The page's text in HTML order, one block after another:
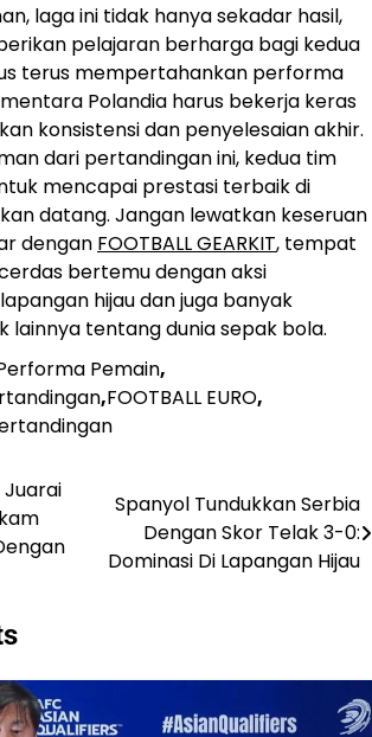
laga ini tidak hanya sekadar hasil,
pelajaran berharga bagi kedua
terus mempertahankan performa
Polandia harus bekerja keras
konsistensi dan penyelesaian akhir.
dari pertandingan ini, kedua tim
mencapai prestasi terbaik di
datang. Jangan lewatkan keseruan
dengan FOOTBALL GEARKIT, tempat
bertemu dengan aksi
hijau dan juga banyak
lainnya tentang dunia sepak bola.
Pemain,
,FOOTBALL EURO,
Juarai
Spanyol Tundukkan Serbia
Dengan Skor Telak 3-0:
Dominasi Di Lapangan Hijau